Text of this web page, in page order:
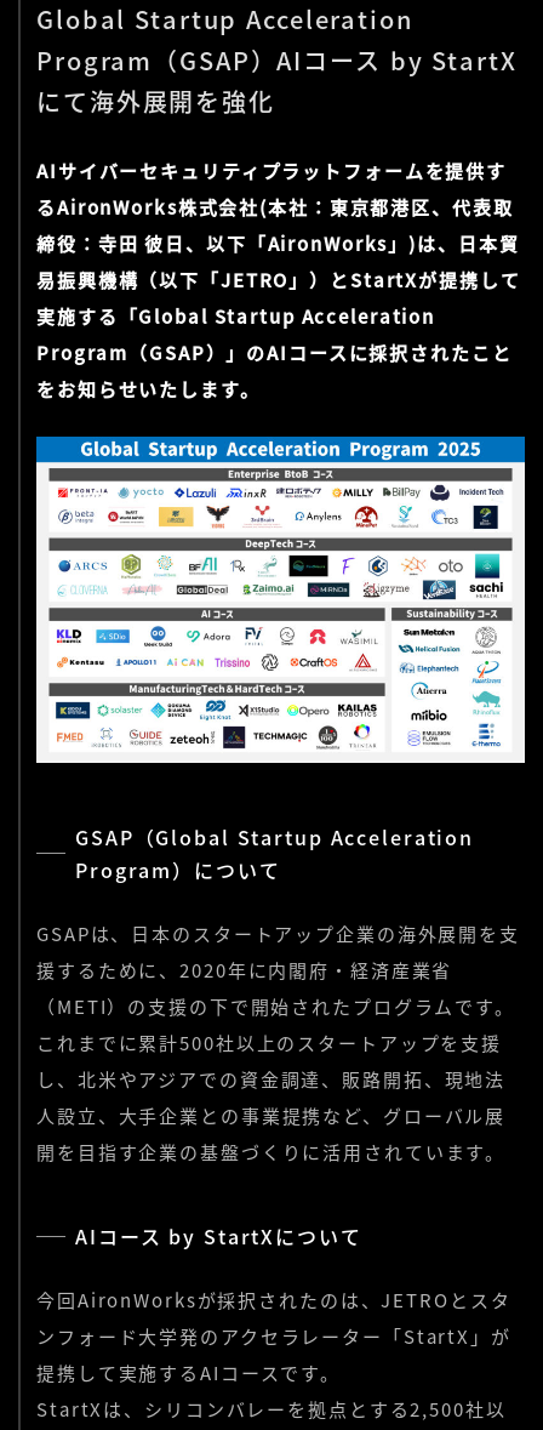
Global Startup Acceleration
Program（GSAP）AIコース by StartX
にて海外展開を強化
AIサイバーセキュリティプラットフォームを提供す
るAironWorks株式会社(本社：東京都港区、代表取
締役：寺田 彼日、以下「AironWorks」)は、日本貿
易振興機構（以下「JETRO」）とStartXが提携して
実施する「Global Startup Acceleration
Program（GSAP）」のAIコースに採択されたこと
をお知らせいたします。
GSAP（Global Startup Acceleration
Program）について
GSAPは、日本のスタートアップ企業の海外展開を支
援するために、2020年に内閣府・経済産業省
（METI）の支援の下で開始されたプログラムです。
これまでに累計500社以上のスタートアップを支援
し、北米やアジアでの資金調達、販路開拓、現地法
人設立、大手企業との事業提携など、グローバル展
開を目指す企業の基盤づくりに活用されています。
AIコース by StartXについて
今回AironWorksが採択されたのは、JETROとスタ
ンフォード大学発のアクセラレーター「StartX」が
提携して実施するAIコースです。
StartXは、シリコンバレーを拠点とする2,500社以